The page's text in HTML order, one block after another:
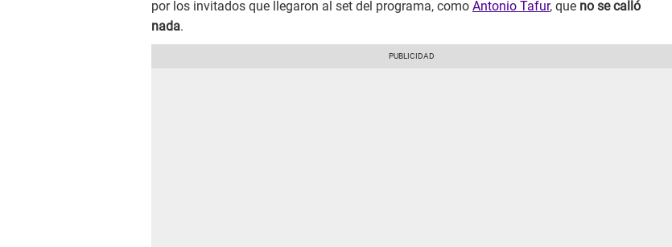
por los invitados que llegaron al set del programa, como Antonio Tafur, que no se calló
nada.